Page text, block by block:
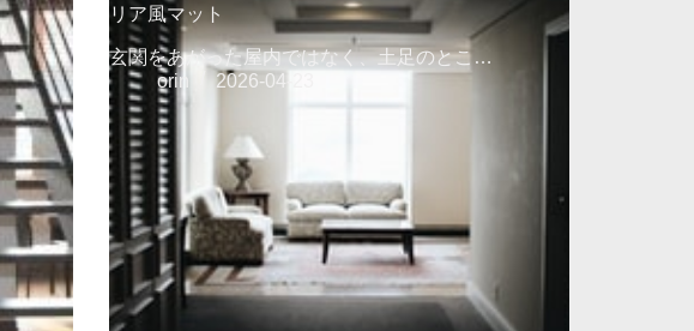
リア風マット
玄関をあがった屋内ではなく、土足のとこ…
orin
2026-04-23